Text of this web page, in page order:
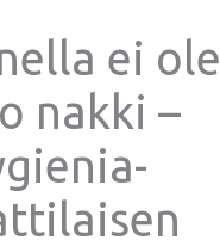
ei ole
nakki –